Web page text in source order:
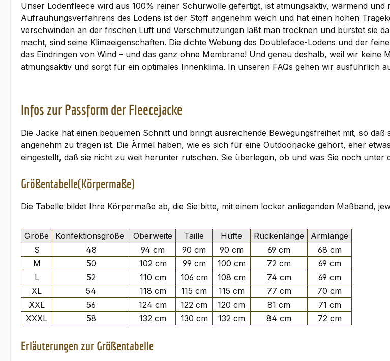
Unser Lodenfleece wird aus 100% reiner Schurwolle gefertigt, ist atmungsaktiv, wärmend
Aufrauhungsverfahrens des Lodens ist der Stoff angenehm weich und hat einen hohen
verschwinden an der frischen Luft und Verschmutzungen läßt man trocknen und bürstet sie
macht, sind seine Klimaeigenschaften. Die dichte Webung des Doubleface-Lodens und der
das Eindringen von Wind – und das ganz ohne Membrane! Und genau deshalb, weil wir
atmungsaktiv und sorgt für ein optimales Innenklima. In unseren FAQs gehen wir ausführlich
Infos zur Passform der Fleecejacke
Die Jacke hat einen bequemen Schnitt und bringt ausreichende Bewegungsfreiheit mit, so
angenehm zu tragen ist. Die Ärmel haben, wie es sich für eine Outdoorjacke gehört, eher
eingestellt, daß sie nicht zu weit herunter rutschen. Sie überlegen, ob und was Sie noch
Größentabelle(Körpermaße)
Die Tabelle bildet Ihre Körpermaße ab, die Sie bitte, mit einem locker anliegenden Maßband,
Größe Konfektionsgröße Oberweite Taille Hüfte Rückenlänge
Armlänge
S
48 94 cm 90 cm 90 cm 69 cm
68 cm
M
50 102 cm 99 cm 100 cm 72 cm
69 cm
L
52 110 cm 106 cm 108 cm 74 cm
69 cm
XL
54 118 cm 115 cm 115 cm 77 cm
70 cm
XXL
56 124 cm 122 cm 120 cm 81 cm
71 cm
XXXL
58 132 cm 130 cm 132 cm 84 cm 72 cm
Erläuterungen zur Größentabelle